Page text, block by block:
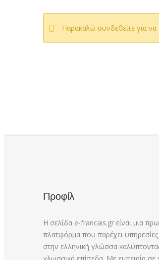
Παρακαλώ συνδεθείτε για να
Προφίλ
Η σελίδα e-francais.gr είναι μια
πλατφόρμα που παρέχει υπηρεσίες
στην ελληνική γλώσσα